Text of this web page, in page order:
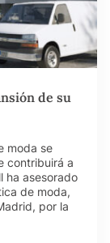
de su
moda se
contribuirá a
ha asesorado
de moda,
por la